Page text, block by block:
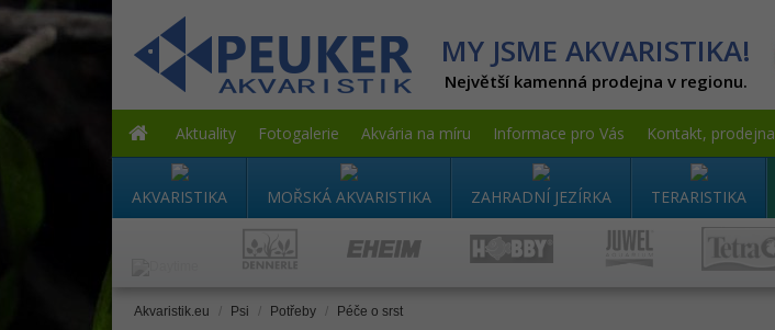
MY JSME AKVARISTIKA!
Největší kamenná prodejna v regionu.
Aktuality Fotogalerie Akvária na míru Informace pro Vás Kontakt, prodejna
AKVARISTIKA MOŘSKÁ AKVARISTIKA ZAHRADNÍ JEZÍRKA TERARISTIKA
Akvaristik.eu / Psi / Potřeby / Péče o srst